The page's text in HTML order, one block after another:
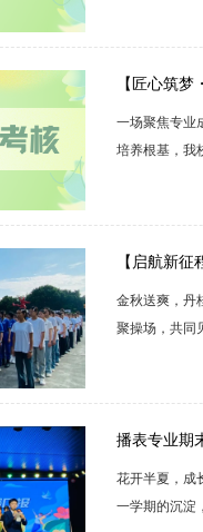
【匠心筑
一场聚焦专业
培养根基，我
【启航新
金秋送爽，丹
聚操场，共同
播表专业期
花开半夏，成
一学期的沉淀